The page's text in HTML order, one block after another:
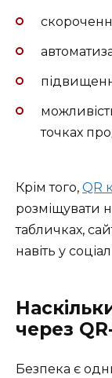
точках
Крім того, QR
розміщувати
табличках,
навіть у
через
Безпека є